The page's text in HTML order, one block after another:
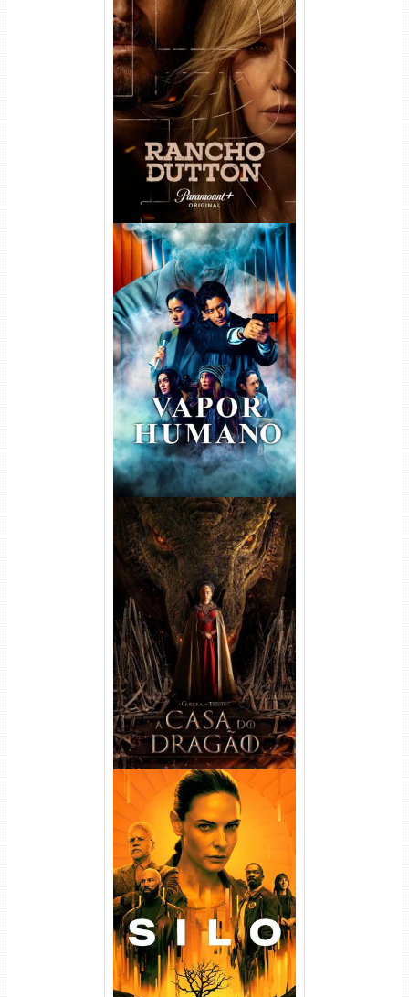
Rancho Dutton 1ª
Temporada Torrent (2026)
WEB-DL 1080p Dual Áudio
Vapor Humano 1ª Temporada
Torrent (2026) WEB-DL 1080p
Dual Áudio
A Casa do Dragão 1ª
Temporada Torrent (2022)
WEB-DL 720p/1080p Dual
Áudio
Silo 1ª Temporada Torrent
(2023) WEB-DL
720p/1080p/4K Dual Áudio